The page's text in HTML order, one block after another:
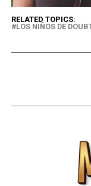
RELATED TOPICS:
LOS NIÑOS DE